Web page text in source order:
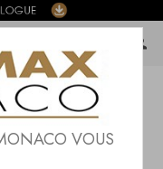
VOUS